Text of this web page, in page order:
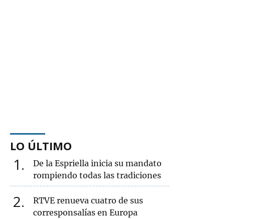
LO ÚLTIMO
1
De la Espriella inicia su mandato
rompiendo todas las tradiciones
2
RTVE renueva cuatro de sus
corresponsalías en Europa